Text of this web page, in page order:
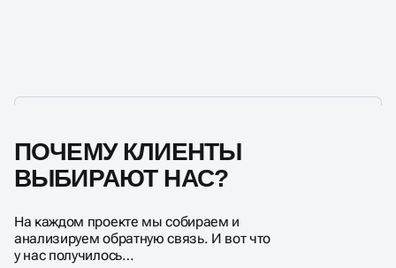
ПОЧЕМУ КЛИЕНТЫ
ВЫБИРАЮТ НАС?
На каждом проекте мы собираем и
анализируем обратную связь. И вот что
у нас получилось…